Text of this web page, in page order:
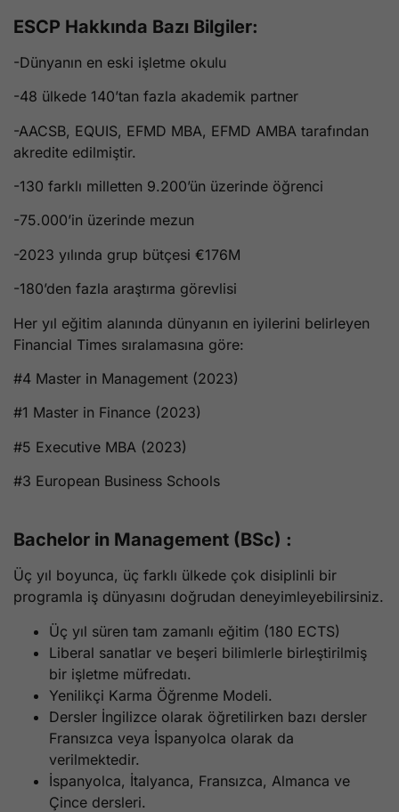
ESCP Hakkında Bazı Bilgiler:
-Dünyanın en eski işletme okulu
-48 ülkede 140’tan fazla akademik partner
-AACSB, EQUIS, EFMD MBA, EFMD AMBA tarafından
akredite edilmiştir.
-130 farklı milletten 9.200’ün üzerinde öğrenci
-75.000’in üzerinde mezun
-2023 yılında grup bütçesi €176M
-180’den fazla araştırma görevlisi
Her yıl eğitim alanında dünyanın en iyilerini belirleyen
Financial Times sıralamasına göre:
#4 Master in Management (2023)
#1 Master in Finance (2023)
#5 Executive MBA (2023)
#3 European Business Schools
Bachelor in Management (BSc) :
Üç yıl boyunca, üç farklı ülkede çok disiplinli bir
programla iş dünyasını doğrudan deneyimleyebilirsiniz.
Üç yıl süren tam zamanlı eğitim (180 ECTS)
Liberal sanatlar ve beşeri bilimlerle birleştirilmiş
bir işletme müfredatı.
Yenilikçi Karma Öğrenme Modeli.
Dersler İngilizce olarak öğretilirken bazı dersler
Fransızca veya İspanyolca olarak da
verilmektedir.
İspanyolca, İtalyanca, Fransızca, Almanca ve
Çince dersleri.